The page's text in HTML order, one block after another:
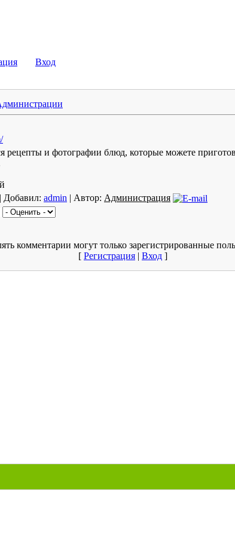
Вход
рецепты и фотографии блюд, которые можете
| Добавил: admin | Автор: Администрация
комментарии могут только зарегистрированные
[ Регистрация | Вход ]